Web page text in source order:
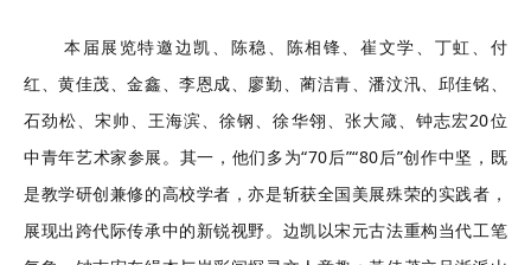
本届展览特邀边凯、陈稳、陈相锋、崔文学、丁虹、付
红、黄佳茂、金鑫、李恩成、廖勤、蔺洁青、潘汶汛、邱佳铭、
石劲松、宋帅、王海滨、徐钢、徐华翎、张大箴、钟志宏20位
中青年艺术家参展。其一，他们多为“70后”“80后”创作中坚，既
是教学研创兼修的高校学者，亦是斩获全国美展殊荣的实践者，
展现出跨代际传承中的新锐视野。边凯以宋元古法重构当代工笔